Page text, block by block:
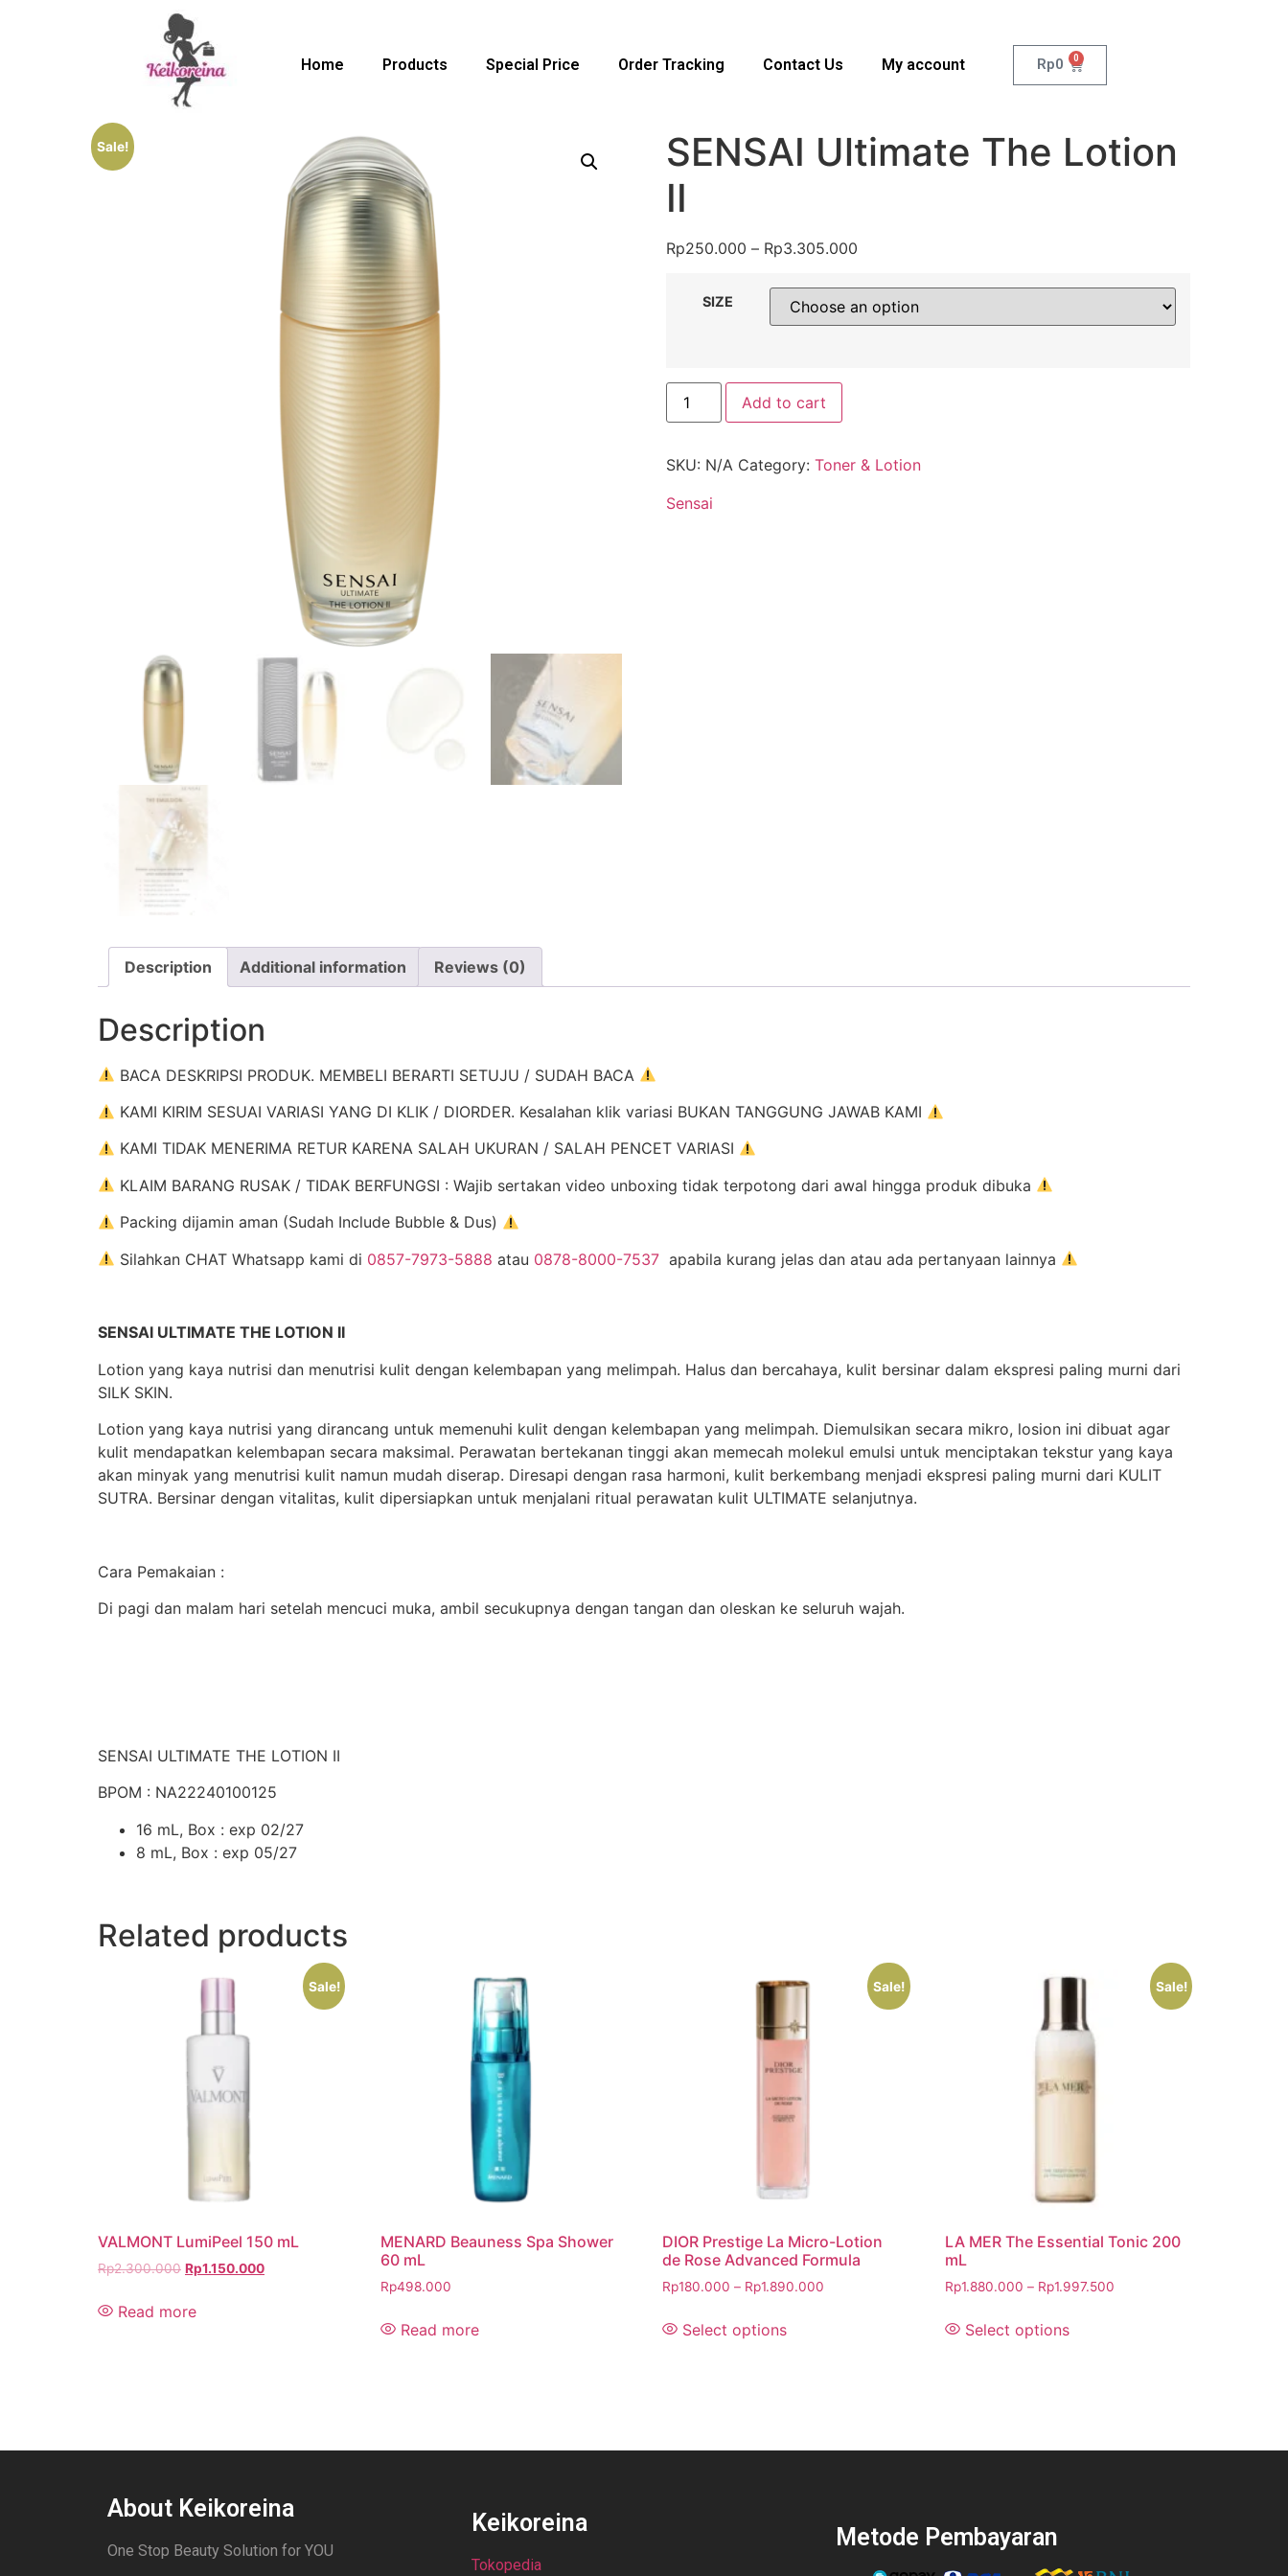
Home Products Special Price Order Tracking Contact Us My account Rp0 0
Sale!
SENSAI Ultimate The Lotion
II
Rp250.000 – Rp3.305.000
SIZE
Add to cart
SKU: N/A Category: Toner & Lotion
Sensai
Description Additional information Reviews (0)
Description
BACA DESKRIPSI PRODUK. MEMBELI BERARTI SETUJU / SUDAH BACA
KAMI KIRIM SESUAI VARIASI YANG DI KLIK / DIORDER. Kesalahan klik variasi BUKAN TANGGUNG JAWAB KAMI
KAMI TIDAK MENERIMA RETUR KARENA SALAH UKURAN / SALAH PENCET VARIASI
KLAIM BARANG RUSAK / TIDAK BERFUNGSI : Wajib sertakan video unboxing tidak terpotong dari awal hingga produk dibuka
Packing dijamin aman (Sudah Include Bubble & Dus)
Silahkan CHAT Whatsapp kami di 0857-7973-5888 atau 0878-8000-7537 apabila kurang jelas dan atau ada pertanyaan lainnya
SENSAI ULTIMATE THE LOTION II
Lotion yang kaya nutrisi dan menutrisi kulit dengan kelembapan yang melimpah. Halus dan bercahaya, kulit bersinar dalam ekspresi paling murni dari
SILK SKIN.
Lotion yang kaya nutrisi yang dirancang untuk memenuhi kulit dengan kelembapan yang melimpah. Diemulsikan secara mikro, losion ini dibuat agar
kulit mendapatkan kelembapan secara maksimal. Perawatan bertekanan tinggi akan memecah molekul emulsi untuk menciptakan tekstur yang kaya
akan minyak yang menutrisi kulit namun mudah diserap. Diresapi dengan rasa harmoni, kulit berkembang menjadi ekspresi paling murni dari KULIT
SUTRA. Bersinar dengan vitalitas, kulit dipersiapkan untuk menjalani ritual perawatan kulit ULTIMATE selanjutnya.
Cara Pemakaian :
Di pagi dan malam hari setelah mencuci muka, ambil secukupnya dengan tangan dan oleskan ke seluruh wajah.
SENSAI ULTIMATE THE LOTION II
BPOM : NA22240100125
16 mL, Box : exp 02/27
8 mL, Box : exp 05/27
Related products
Sale!
VALMONT LumiPeel 150 mL
Rp2.300.000 Rp1.150.000
Read more
MENARD Beauness Spa Shower
60 mL
Rp498.000
Read more
Sale!
DIOR Prestige La Micro-Lotion
de Rose Advanced Formula
Rp180.000 – Rp1.890.000
Select options
Sale!
LA MER The Essential Tonic 200
mL
Rp1.880.000 – Rp1.997.500
Select options
About Keikoreina
One Stop Beauty Solution for YOU
Keikoreina
Tokopedia
Metode Pembayaran